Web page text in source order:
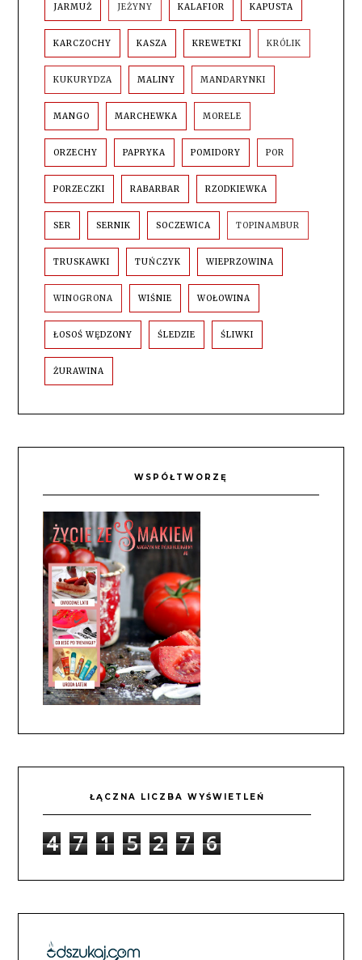
JARMUŻ JEŻYNY KALAFIOR KAPUSTA
KARCZOCHY KASZA KREWETKI KRÓLIK
KUKURYDZA MALINY MANDARYNKI
MANGO MARCHEWKA MORELE
ORZECHY PAPRYKA POMIDORY POR
PORZECZKI RABARBAR RZODKIEWKA
SER SERNIK SOCZEWICA TOPINAMBUR
TRUSKAWKI TUŃCZYK WIEPRZOWINA
WINOGRONA WIŚNIE WOŁOWINA
ŁOSOŚ WĘDZONY ŚLEDZIE ŚLIWKI
ŻURAWINA
WSPÓŁTWORZĘ
ŁĄCZNA LICZBA WYŚWIETLEŃ
4 7 1 5 2 7 6